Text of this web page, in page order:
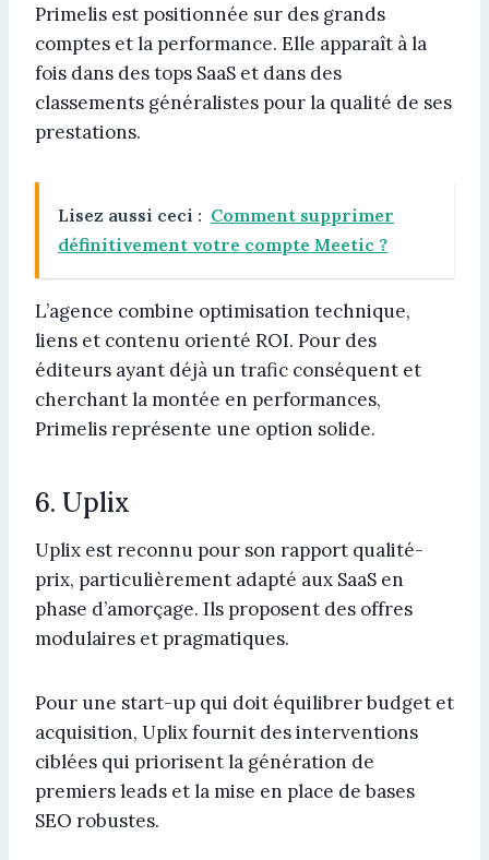
Primelis est positionnée sur des grands
comptes et la performance. Elle apparaît à la
fois dans des tops SaaS et dans des
classements généralistes pour la qualité de ses
prestations.
Lisez aussi ceci : Comment supprimer
définitivement votre compte Meetic ?
L’agence combine optimisation technique,
liens et contenu orienté ROI. Pour des
éditeurs ayant déjà un trafic conséquent et
cherchant la montée en performances,
Primelis représente une option solide.
6. Uplix
Uplix est reconnu pour son rapport qualité-
prix, particulièrement adapté aux SaaS en
phase d’amorçage. Ils proposent des offres
modulaires et pragmatiques.
Pour une start-up qui doit équilibrer budget et
acquisition, Uplix fournit des interventions
ciblées qui priorisent la génération de
premiers leads et la mise en place de bases
SEO robustes.